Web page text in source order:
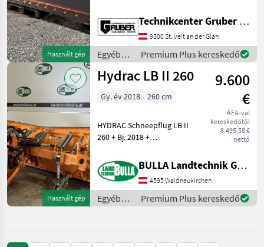
Használt gép
Selbstmontage * voll
funktionsfähig * 250 cm *
Kommunalplatte war
montiert auf Steyr 968 *
Steinsi
Technikcenter Gruber GmbH
9300 St. Veit an der Glan
Egyéb
traktor
tartozékok
Premium Plus kereskedő
Használt gép
Hydrac LB II 260
9.600
€
ÁFA-val
kereskedőtől
8.495,58 €
nettó
Gy. év 2018 260 cm
HYDRAC Schneepflug LB II
260 + Bj. 2018 +
Steckschrauben +
Gleitteller +
Stahlschürfleiste +
Beleuchtung +
Schneestaubschutz +
BULLA Landtechnik GmbH
4595 Waldneukirchen
Egyéb
traktor
Premium Plus kereskedő